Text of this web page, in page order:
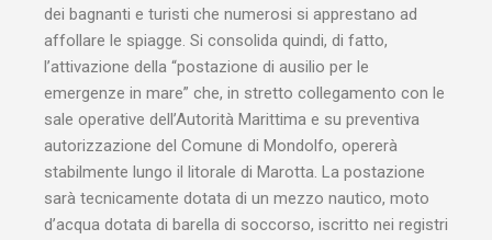
dei bagnanti e turisti che numerosi si apprestano ad
affollare le spiagge. Si consolida quindi, di fatto,
l’attivazione della “postazione di ausilio per le
emergenze in mare” che, in stretto collegamento con le
sale operative dell’Autorità Marittima e su preventiva
autorizzazione del Comune di Mondolfo, opererà
stabilmente lungo il litorale di Marotta. La postazione
sarà tecnicamente dotata di un mezzo nautico, moto
d’acqua dotata di barella di soccorso, iscritto nei registri